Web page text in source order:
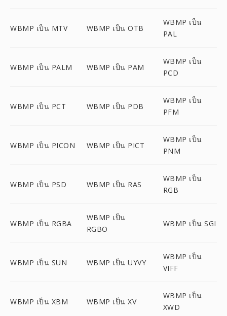
WBMP เป็น MTV WBMP เป็น OTB
WBMP เป็น
PAL
WBMP เป็น PALM WBMP เป็น PAM
WBMP เป็น
PCD
WBMP เป็น PCT WBMP เป็น PDB
WBMP เป็น
PFM
WBMP เป็น PICON WBMP เป็น PICT
WBMP เป็น
PNM
WBMP เป็น PSD WBMP เป็น RAS
WBMP เป็น
RGB
WBMP เป็น RGBA
WBMP เป็น
RGBO
WBMP เป็น SGI
WBMP เป็น SUN WBMP เป็น UYVY
WBMP เป็น
VIFF
WBMP เป็น XBM WBMP เป็น XV
WBMP เป็น
XWD